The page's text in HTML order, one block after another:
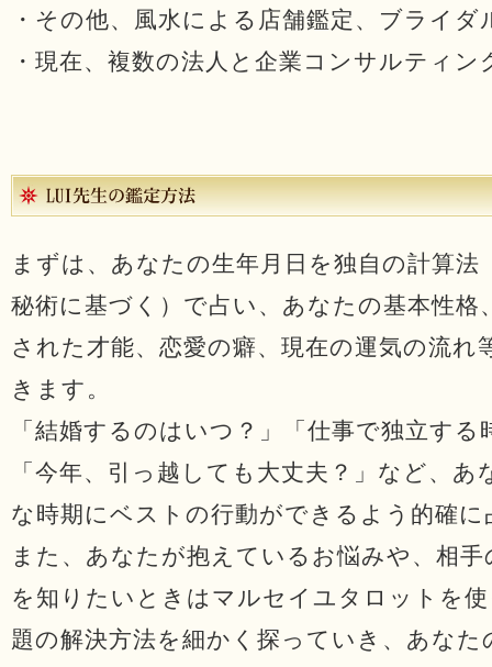
・その他、風水による店舗鑑定、ブライダ
・現在、複数の法人と企業コンサルティ
まずは、あなたの生年月日を独自の計算法
秘術に基づく）で占い、あなたの基本性格
された才能、恋愛の癖、現在の運気の流れ
きます。
「結婚するのはいつ？」「仕事で独立する
「今年、引っ越しても大丈夫？」など、あ
な時期にベストの行動ができるよう的確
また、あなたが抱えているお悩みや、相
を知りたいときはマルセイユタロットを
題の解決方法を細かく探っていき、あな